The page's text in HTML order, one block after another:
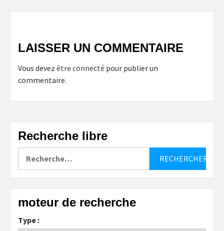
LAISSER UN COMMENTAIRE
Vous devez être connecté pour publier un
commentaire.
Recherche libre
moteur de recherche
Type :